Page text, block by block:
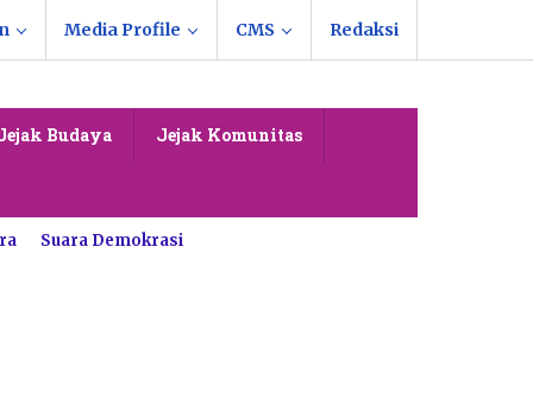
Media Profile CMS Redaksi
Budaya Jejak Komunitas
Suara Demokrasi